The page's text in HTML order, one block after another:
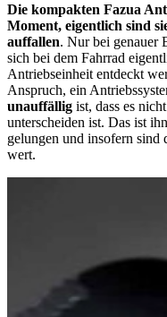
Die kompakten Fazua
Moment, eigentlich sind
auffallen. Nur bei genauer
sich bei dem Fahrrad
Antriebseinheit entdeckt
Anspruch, ein
unauffällig ist, dass es
unterscheiden ist. Das ist
gelungen und insofern sind
wert.